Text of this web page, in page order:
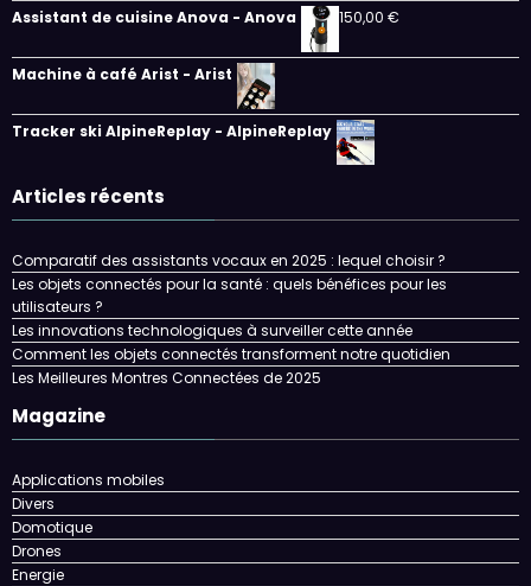
Assistant de cuisine Anova - Anova 150,00 €
Machine à café Arist - Arist
Tracker ski AlpineReplay - AlpineReplay
Articles récents
Comparatif des assistants vocaux en 2025 : lequel choisir ?
Les objets connectés pour la santé : quels bénéfices pour les
utilisateurs ?
Les innovations technologiques à surveiller cette année
Comment les objets connectés transforment notre quotidien
Les Meilleures Montres Connectées de 2025
Magazine
Applications mobiles
Divers
Domotique
Drones
Energie